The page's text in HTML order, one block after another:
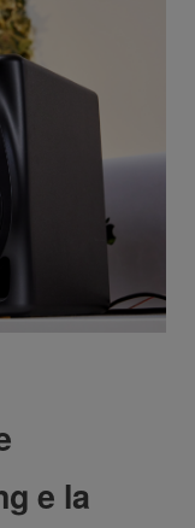
e la